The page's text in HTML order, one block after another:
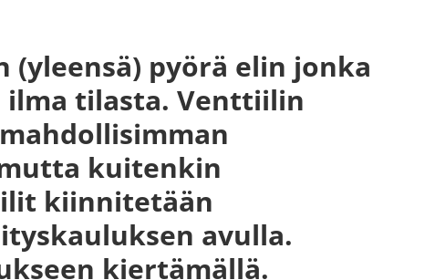
pyörä elin jonka
tilasta. Venttiilin
kuitenkin
kiinnitetään
avulla.
kiertämällä.